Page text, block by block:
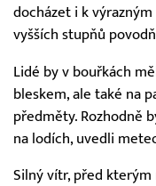
docházet i k
vyšších stupňů
Lidé by v bouřkách
bleskem, ale také na
předměty. Rozhodně
na lodích, uvedli
Silný vítr, před